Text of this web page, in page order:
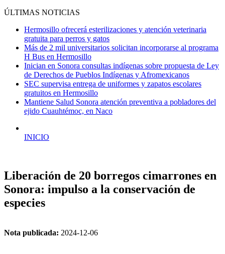
ÚLTIMAS NOTICIAS
Hermosillo ofrecerá esterilizaciones y atención veterinaria
gratuita para perros y gatos
Más de 2 mil universitarios solicitan incorporarse al programa
H Bus en Hermosillo
Inician en Sonora consultas indígenas sobre propuesta de Ley
de Derechos de Pueblos Indígenas y Afromexicanos
SEC supervisa entrega de uniformes y zapatos escolares
gratuitos en Hermosillo
Mantiene Salud Sonora atención preventiva a pobladores del
ejido Cuauhtémoc, en Naco
INICIO
Liberación de 20 borregos cimarrones en
Sonora: impulso a la conservación de
especies
Nota publicada: 2024-12-06